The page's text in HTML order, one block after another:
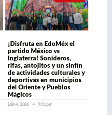
¡Disfruta en EdoMéx el
partido México vs
Inglaterra! Sonideros,
rifas, antojitos y un sinfín
de actividades culturales y
deportivas en municipios
del Oriente y Pueblos
Mágicos
julio 4, 2026 9:01 pm